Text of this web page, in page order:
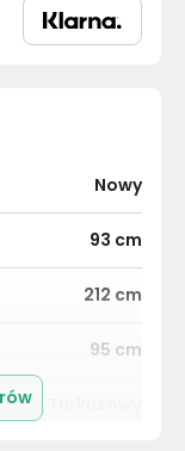
Nowy
93 cm
212 cm
95 cm